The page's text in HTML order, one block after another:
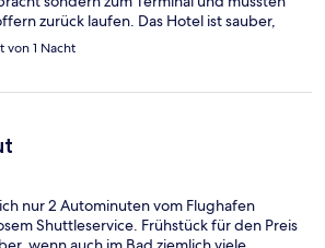
zurück laufen. Das Hotel ist sauber,
Das Personal ist überwiegend
Frühstück lässt meiner Ansicht nach
von 1 Nacht
nur 2 Autominuten vom Flughafen
Shuttleservice. Frühstück für den Preis